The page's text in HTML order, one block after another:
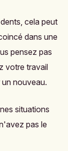
cela peut
dans une
pensez pas
votre travail
nouveau.
situations
pas le